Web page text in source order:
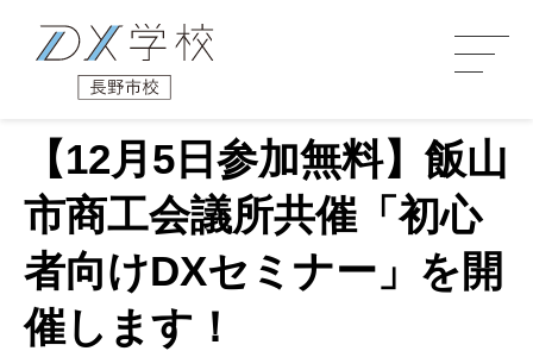
【12月5日参加無料】飯山
市商工会議所共催「初心
者向けDXセミナー」を開
催します！